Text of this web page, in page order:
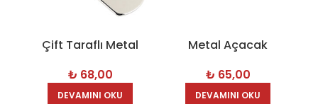
Çift Taraflı Metal
₺ 68,00
DEVAMINI OKU
Metal Açacak
₺ 65,00
DEVAMINI OKU